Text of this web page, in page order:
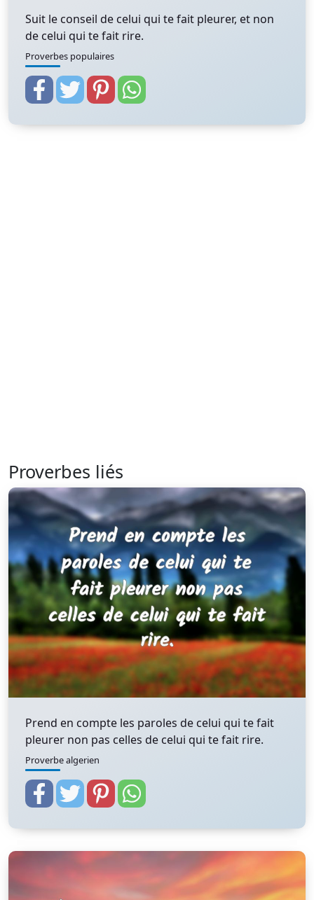
Suit le conseil de celui qui te fait pleurer, et non
de celui qui te fait rire.
Proverbes populaires
Proverbes liés
Prend en compte les paroles de celui qui te fait
pleurer non pas celles de celui qui te fait rire.
Proverbe algerien